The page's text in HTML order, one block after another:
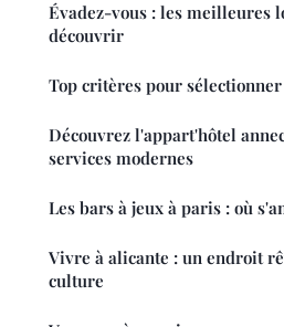
Évadez-vous : les meilleures
découvrir
Top critères pour
Découvrez l'appart'hôtel
services modernes
Les bars à jeux à paris : où
Vivre à alicante : un endroit
culture